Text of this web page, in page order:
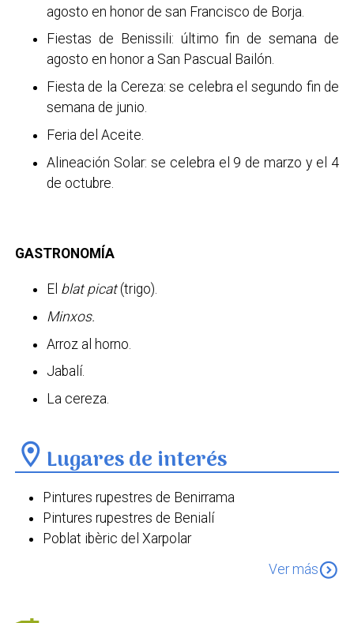
agosto en honor de san Francisco de Borja.
Fiestas de Benissili: último fin de semana de
agosto en honor a San Pascual Bailón.
Fiesta de la Cereza: se celebra el segundo fin de
semana de junio.
Feria del Aceite.
Alineación Solar: se celebra el 9 de marzo y el 4
de octubre.
GASTRONOMÍA
El blat picat(trigo).
Minxos.
Arroz al horno.
Jabalí.
La cereza.
location_on Lugares de interés
Pintures rupestres de Benirrama
Pintures rupestres de Benialí
Poblat ibèric del Xarpolar
Ver másexpand_circle_down